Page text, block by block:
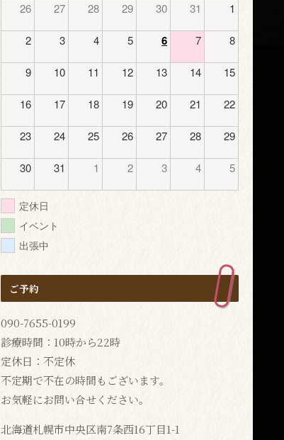
26 27 28 29 30 31 1
2 3 4 5 6 7 8
9 10 11 12 13 14 15
16 17 18 19 20 21 22
23 24 25 26 27 28 29
30 31 1 2 3 4 5
定休日
イベント
出張中
ご予約
090-7655-0199
診療時間：10時から22時
定休日：不定休
不定期で不在の時間もございます。
お気軽にお問い合せください。
北海道札幌市中央区南7条西16丁目1-1